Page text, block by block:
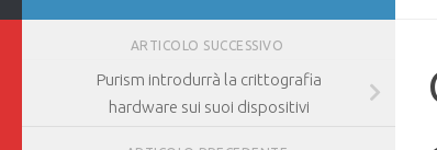
ARTICOLO SUCCESSIVO
Purism introdurrà la crittografia
hardware sui suoi dispositivi